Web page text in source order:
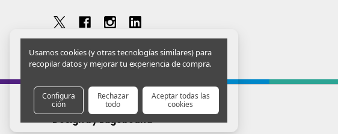
©2026
Pyosa
Design by Edgebound
Usamos cookies (y otras tecnologías similares) para
recopilar datos y mejorar tu experiencia de compra.
Configura
ción
Rechazar
todo
Aceptar todas las
cookies